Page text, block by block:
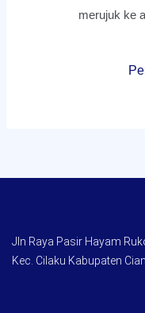
merujuk ke
Jln Raya Pasir Hayam
Kec. Cilaku Kabupaten